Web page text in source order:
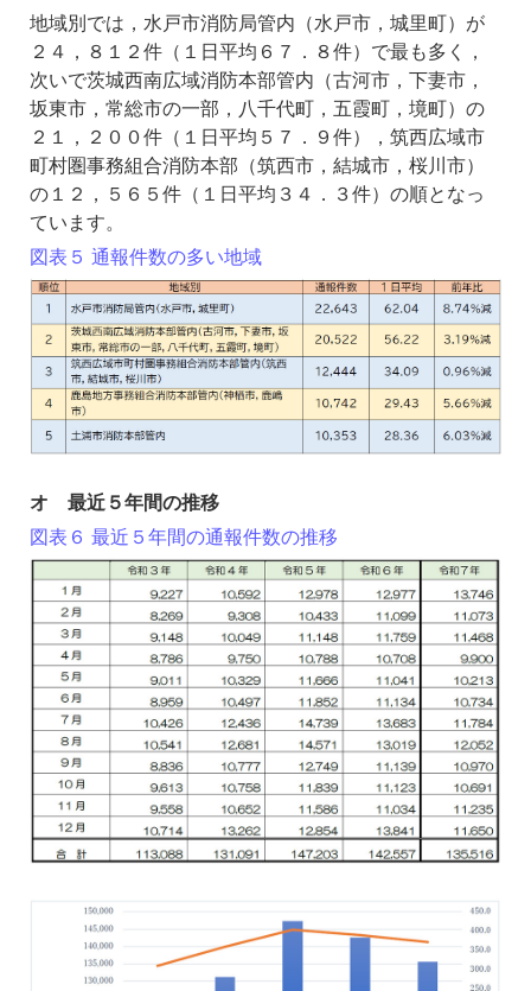
地域別では，水戸市消防局管内（水戸市，城里町）が
２４，８１２件（１日平均６７．８件）で最も多く，
次いで茨城西南広域消防本部管内（古河市，下妻市，
坂東市，常総市の一部，八千代町，五霞町，境町）の
２１，２００件（１日平均５７．９件），筑西広域市
町村圏事務組合消防本部（筑西市，結城市，桜川市）
の１２，５６５件（１日平均３４．３件）の順となっ
ています。
図表５ 通報件数の多い地域
オ 最近５年間の推移
図表６ 最近５年間の通報件数の推移